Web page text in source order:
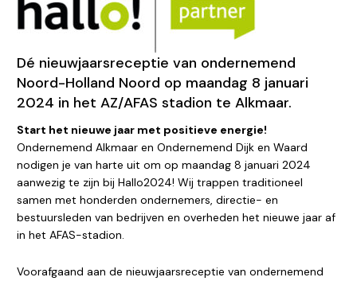
Dé nieuwjaarsreceptie van ondernemend
Noord-Holland Noord op maandag 8 januari
2024 in het AZ/AFAS stadion te Alkmaar.
Start het nieuwe jaar met positieve energie!
Ondernemend Alkmaar en Ondernemend Dijk en Waard
nodigen je van harte uit om op maandag 8 januari 2024
aanwezig te zijn bij Hallo2024! Wij trappen traditioneel
samen met honderden ondernemers, directie- en
bestuursleden van bedrijven en overheden het nieuwe jaar af
in het AFAS-stadion.
Voorafgaand aan de nieuwjaarsreceptie van ondernemend